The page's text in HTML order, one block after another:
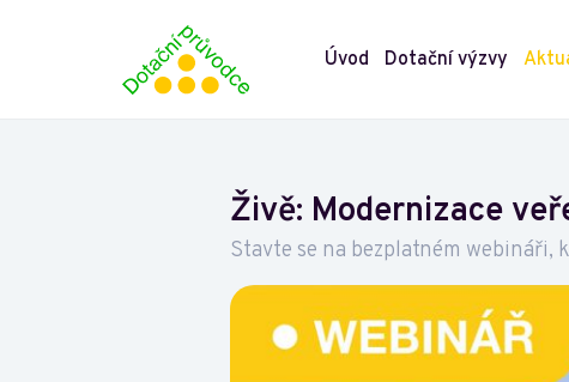
Úvod Dotační výzvy
Živě: Modernizace
Stavte se na bezplatném